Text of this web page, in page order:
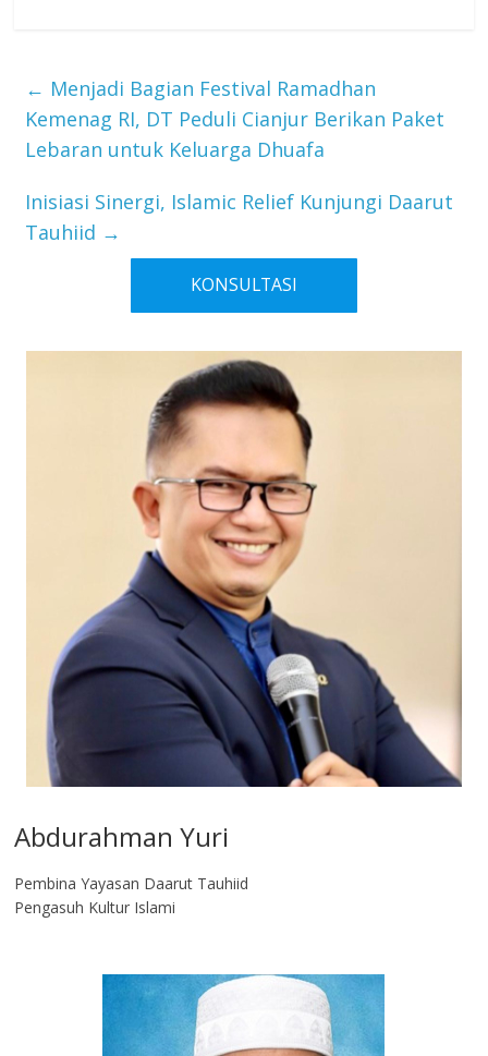
← Menjadi Bagian Festival Ramadhan
Kemenag RI, DT Peduli Cianjur Berikan Paket
Lebaran untuk Keluarga Dhuafa
Inisiasi Sinergi, Islamic Relief Kunjungi Daarut
Tauhiid →
KONSULTASI
Abdurahman Yuri
Pembina Yayasan Daarut Tauhiid
Pengasuh Kultur Islami